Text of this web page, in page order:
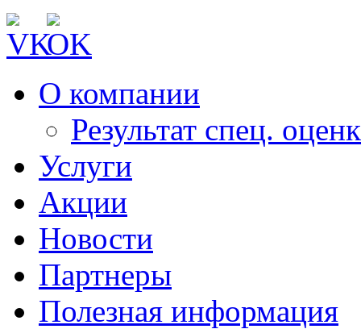
О компании
Результат спец.
Услуги
Акции
Новости
Партнеры
Полезная информация